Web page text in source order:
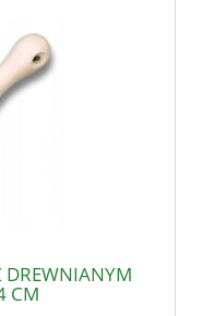
DREWNIANYM
CM